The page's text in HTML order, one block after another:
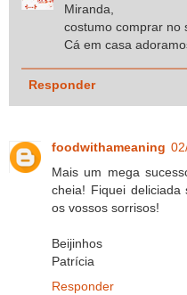
Miranda,
costumo comprar no
Cá em casa
Responder
foodwithameaning
Mais um mega
cheia! Fiquei
os vossos sorrisos!
Beijinhos
Patrícia
Responder